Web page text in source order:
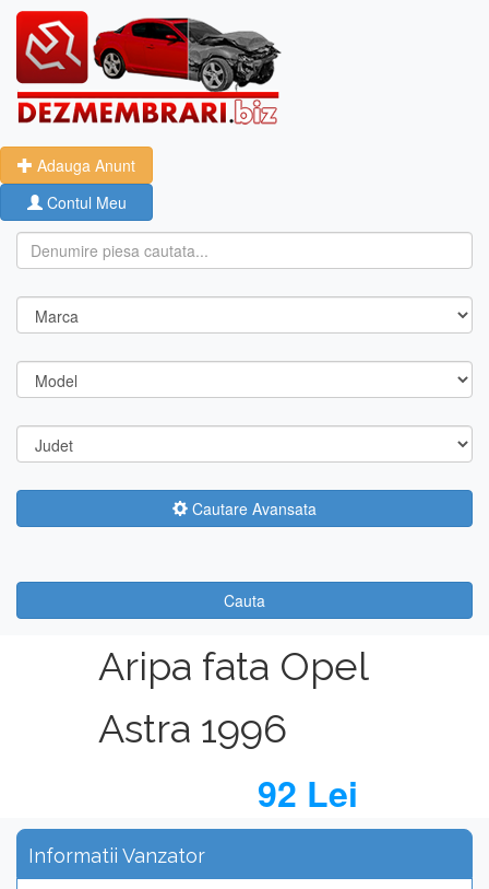
Adauga Anunt
Contul Meu
Cautare Avansata
Cauta
Aripa fata Opel
Astra 1996
92 Lei
Informatii Vanzator